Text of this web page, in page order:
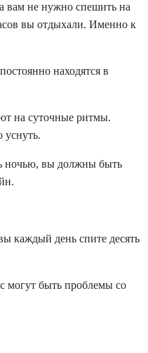
вам не нужно спешить на
вы отдыхали. Именно к
находятся в
на суточные ритмы.
уснуть.
ночью, вы должны быть
каждый день спите десять
могут быть проблемы со